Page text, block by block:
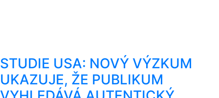
STUDIE USA: NOVÝ VÝZKUM
UKAZUJE, ŽE PUBLIKUM